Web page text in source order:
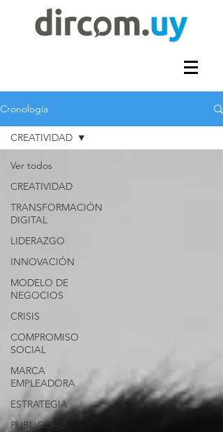
Cronología
Ver todos
CREATIVIDAD
TRANSFORMACIÓN
DIGITAL
LIDERAZGO
INNOVACIÓN
MODELO DE
NEGOCIOS
CRISIS
COMPROMISO
SOCIAL
MARCA
EMPLEADORA
ESTRATEGIA
PUBLICIDAD
CREATIVIDAD